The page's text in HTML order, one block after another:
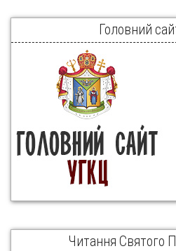
Головний
Читання Святого